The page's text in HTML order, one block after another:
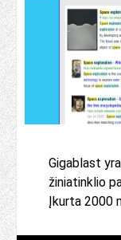
Gigablast
žiniatinklio
Įkurta 2000